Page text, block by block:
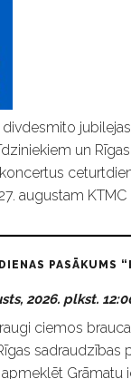
un
augustam KTMC
PASĀKUMS
2026. plkst.
ciemos
sadraudzības
Grāmatu